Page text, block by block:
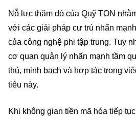
Nỗ lực thăm dò của Quỹ TON
với các giải pháp cư trú nhấn
của công nghệ phi tập trung. Tuy
cơ quan quản lý nhấn mạnh tầm
thủ, minh bạch và hợp tác trong
tiêu này.
Khi không gian tiền mã hóa tiếp